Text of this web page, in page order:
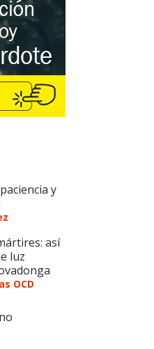
y
así
luz
OCD